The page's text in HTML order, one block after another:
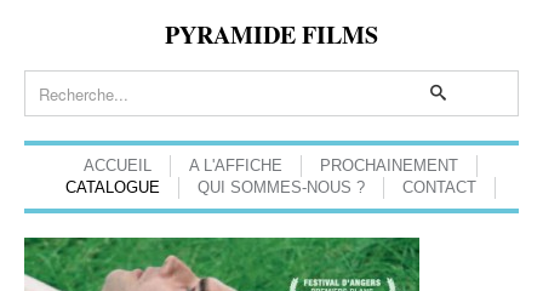
PYRAMIDE FILMS
ACCUEIL A L'AFFICHE
PROCHAINEMENT
CATALOGUE
QUI SOMMES-NOUS ? CONTACT